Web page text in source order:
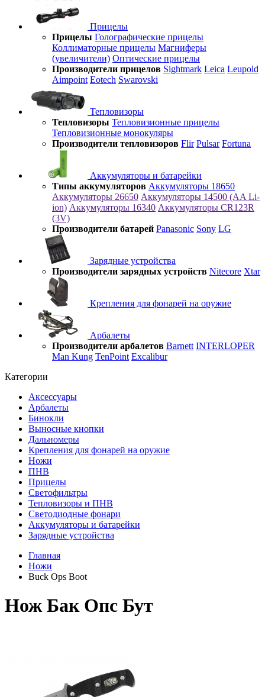
Прицелы
Прицелы Голографические прицелы
Коллиматорные прицелы Магниферы
(увеличители) Оптические прицелы
Производители прицелов Sightmark Leica Leupold
Aimpoint Eotech Swarovski
Тепловизоры
Тепловизоры Тепловизионные прицелы
Тепловизионные монокуляры
Производители тепловизоров Flir Pulsar Fortuna
Аккумуляторы и батарейки
Типы аккумуляторов Аккумуляторы 18650
Аккумуляторы 26650 Аккумуляторы 14500 (AA Li-
ion) Аккумуляторы 16340 Аккумуляторы CR123R
(3V)
Производители батарей Panasonic Sony LG
Зарядные устройства
Производители зарядных устройств Nitecore Xtar
Крепления для фонарей на оружие
Арбалеты
Производители арбалетов Barnett INTERLOPER
Man Kung TenPoint Excalibur
Категории
Аксессуары
Арбалеты
Бинокли
Выносные кнопки
Дальномеры
Крепления для фонарей на оружие
Ножи
ПНВ
Прицелы
Светофильтры
Тепловизоры и ПНВ
Светодиодные фонари
Аккумуляторы и батарейки
Зарядные устройства
Главная
Ножи
Buck Ops Boot
Нож Бак Опс Бут